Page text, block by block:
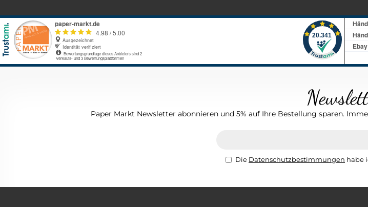
Paper Markt Newsletter abonnieren und 5% auf Ihre Bestellung sparen.
Die Datenschutzbestimmungen habe